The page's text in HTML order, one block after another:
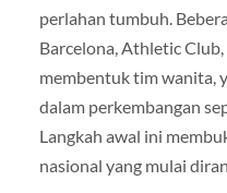
perlahan tumbuh.
Barcelona, Athletic
membentuk tim wanita,
dalam perkembangan
Langkah awal ini
nasional yang mulai